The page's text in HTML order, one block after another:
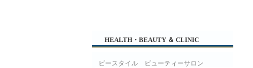
HEALTH・BEAUTY ＆ CLINIC
ビースタイル ビューティーサロン